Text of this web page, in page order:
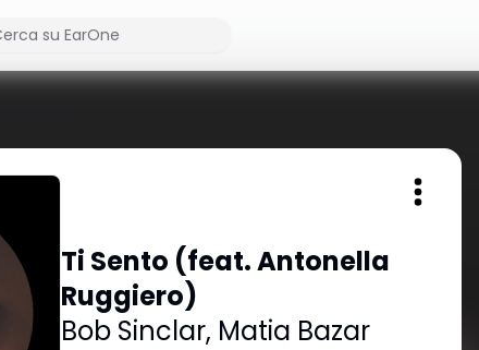
Ti Sento (feat. Antonella
Ruggiero)
Bob Sinclar, Matia Bazar